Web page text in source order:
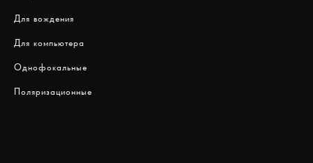
Для вождения
Для компьютера
Однофокальные
Поляризационные